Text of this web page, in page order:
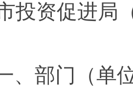
投资促进局
、部门（单